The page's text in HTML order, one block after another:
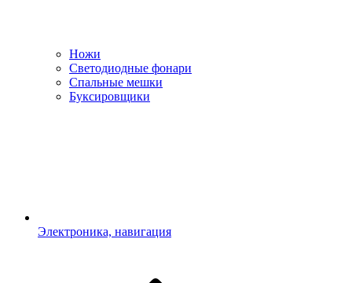
Ножи
Светодиодные фонари
Спальные мешки
Буксировщики
Электроника, навигация